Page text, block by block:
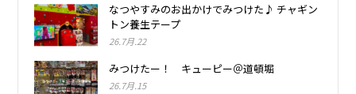
なつやすみのお出かけでみつけた♪ チャギン
トン養生テープ
26.7月.22
みつけたー！ キューピー＠道頓堀
26.7月.15